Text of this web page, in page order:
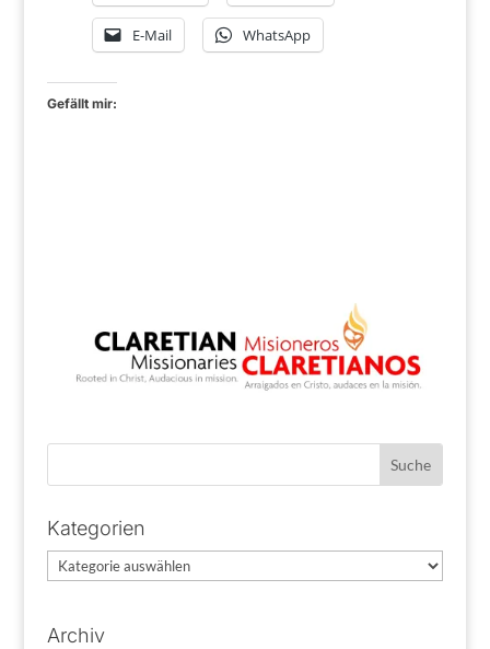
E-Mail WhatsApp
Gefällt mir:
Kategorien
Kategorien
Archiv